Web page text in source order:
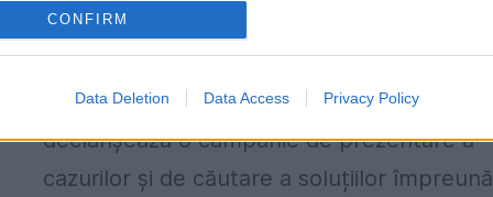
CONFIRM
Data Deletion Data Access Privacy Policy
Zeci de muzee sunt în pericol să-și piardă
clădirile în care funcționează, în urma
retrocedărilor. „Evenimentul zilei”
declanșează o campanie de prezentare a
cazurilor și de căutare a soluțiilor